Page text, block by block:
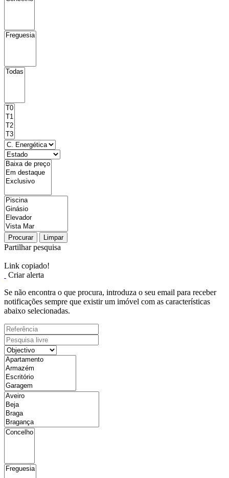
Procurar Limpar
Partilhar pesquisa
Link copiado!
Criar alerta
Se não encontra o que procura, introduza o seu email para receber
notificações sempre que existir um imóvel com as características
abaixo selecionadas.